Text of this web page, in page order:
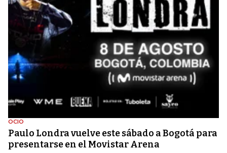
OCIO
Paulo Londra vuelve este sábado a Bogotá para
presentarse en el Movistar Arena